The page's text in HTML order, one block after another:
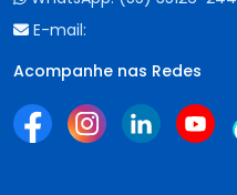
E-mail:
Acompanhe nas Redes